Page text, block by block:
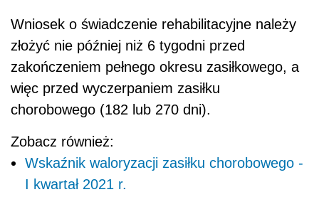
Wniosek o świadczenie rehabilitacyjne należy
złożyć nie później niż 6 tygodni przed
zakończeniem pełnego okresu zasiłkowego, a
więc przed wyczerpaniem zasiłku
chorobowego (182 lub 270 dni).
Zobacz również:
Wskaźnik waloryzacji zasiłku chorobowego -
I kwartał 2021 r.